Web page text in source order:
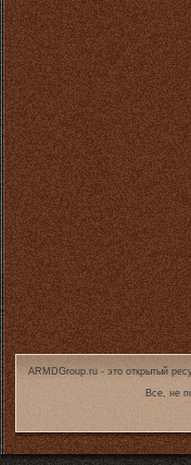
ARMDGroup.ru - это открытый
Все, не